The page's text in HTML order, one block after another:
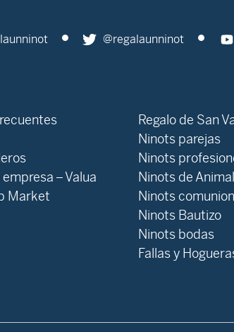
@regalaunninot
– Valua
Market
Regalo de San
Ninots parejas
Ninots
Ninots de
Ninots
Ninots Bautizo
Ninots bodas
Fallas y